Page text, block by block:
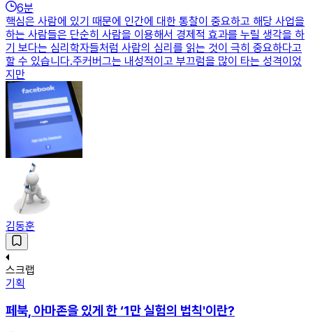
6분
핵심은 사람에 있기 때문에 인간에 대한 통찰이 중요하고 해당 사업을
하는 사람들은 단순히 사람을 이용해서 경제적 효과를 누릴 생각을 하
기 보다는 심리학자들처럼 사람의 심리를 읽는 것이 극히 중요하다고
할 수 있습니다.주커버그는 내성적이고 부끄럼을 많이 타는 성격이었
지만
김동훈
스크랩
기획
페북, 아마존을 있게 한 ‘1만 실험의 법칙'이란?